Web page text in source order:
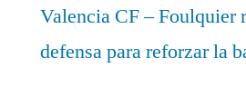
Valencia CF – Foulquier
defensa para reforzar la